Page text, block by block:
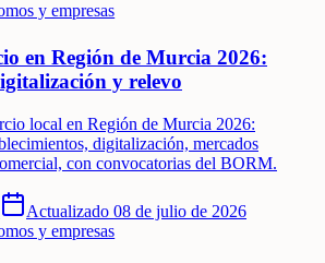
y empresas
en Región de Murcia 2026:
y relevo
local en Región de Murcia 2026:
digitalización, mercados
con convocatorias del BORM.
Actualizado 08 de julio de 2026
y empresas